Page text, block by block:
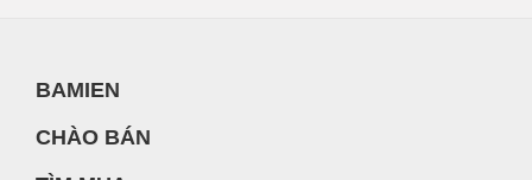
BAMIEN
CHÀO BÁN